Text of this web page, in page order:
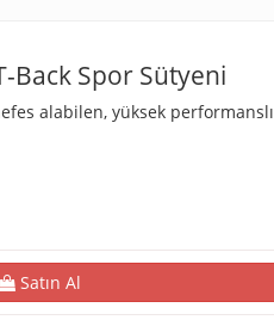
Back Spor Sütyeni
alabilen, yüksek performanslı
Satın Al